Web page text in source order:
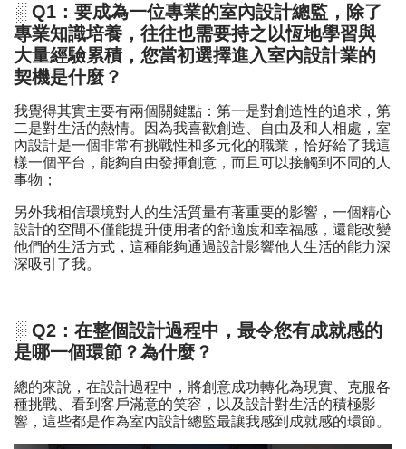
░ Q1：要成為一位專業的室內設計總監，除了
專業知識培養，往往也需要持之以恆地學習與
大量經驗累積，您當初選擇進入室內設計業的
契機是什麼？
我覺得其實主要有兩個關鍵點：第一是對創造性的追求，第
二是對生活的熱情。因為我喜歡創造、自由及和人相處，室
內設計是一個非常有挑戰性和多元化的職業，恰好給了我這
樣一個平台，能夠自由發揮創意，而且可以接觸到不同的人
事物；
另外我相信環境對人的生活質量有著重要的影響，一個精心
設計的空間不僅能提升使用者的舒適度和幸福感，還能改變
他們的生活方式，這種能夠通過設計影響他人生活的能力深
深吸引了我。
░ Q2：在整個設計過程中，最令您有成就感的
是哪一個環節？為什麼？
總的來說，在設計過程中，將創意成功轉化為現實、克服各
種挑戰、看到客戶滿意的笑容，以及設計對生活的積極影
響，這些都是作為室內設計總監最讓我感到成就感的環節。